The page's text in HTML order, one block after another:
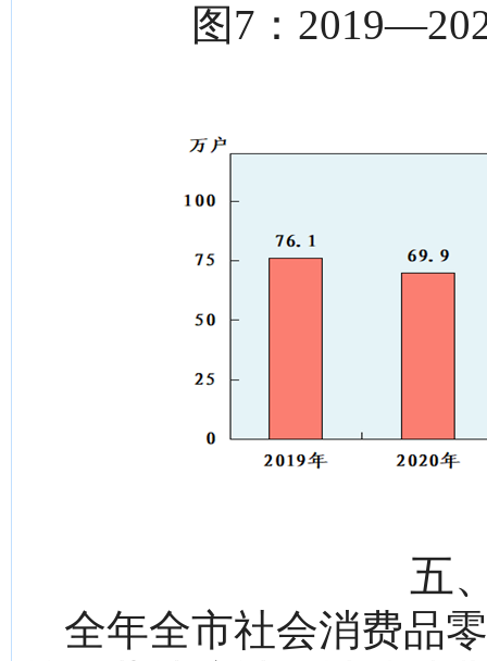
图7：
五
全年全市社会消费品